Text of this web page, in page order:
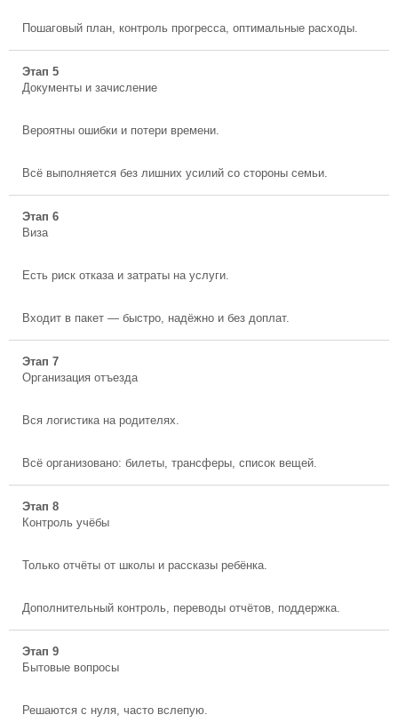
Пошаговый план, контроль прогресса, оптимальные расходы.
Этап 5
Документы и зачисление
Вероятны ошибки и потери времени.
Всё выполняется без лишних усилий со стороны семьи.
Этап 6
Виза
Есть риск отказа и затраты на услуги.
Входит в пакет — быстро, надёжно и без доплат.
Этап 7
Организация отъезда
Вся логистика на родителях.
Всё организовано: билеты, трансферы, список вещей.
Этап 8
Контроль учёбы
Только отчёты от школы и рассказы ребёнка.
Дополнительный контроль, переводы отчётов, поддержка.
Этап 9
Бытовые вопросы
Решаются с нуля, часто вслепую.